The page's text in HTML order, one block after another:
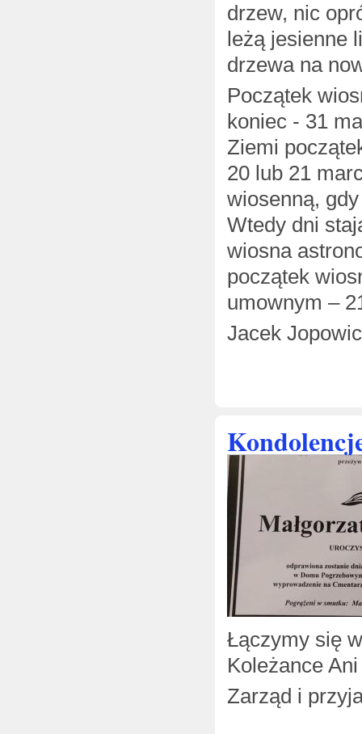
drzew, nic
leżą jesienne
drzewa na
Początek
koniec - 31
Ziemi
20 lub 21
wiosenną,
Wtedy dni
wiosna
początek
umownym –
Jacek
Łączymy się
Koleżance
Zarząd i